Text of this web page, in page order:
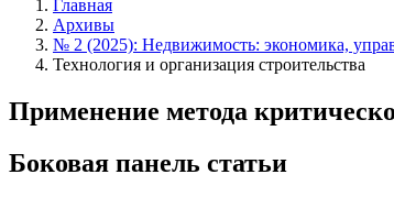
Главная
Архивы
№ 2 (2025): Недвижимость: экономика,
Технология и организация строительства
Применение метода
Боковая панель статьи